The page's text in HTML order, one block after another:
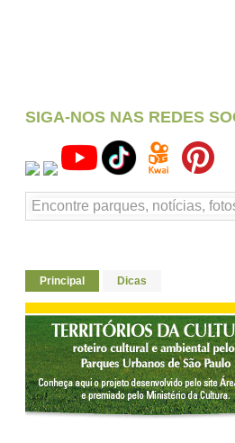
SIGA-NOS NAS REDES
Principal Dicas